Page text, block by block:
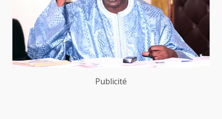
Publicité